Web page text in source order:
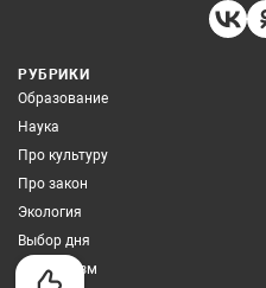
РУБРИКИ
Образование
Наука
Про культуру
Про закон
Экология
Выбор дня
Про туризм